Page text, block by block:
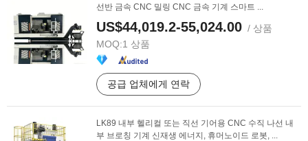
선반 금속 CNC 밀링 CNC 금속 기계 스마트 ...
US$44,019.2-55,024.00 / 상품
MOQ:1 상품
공급 업체에게 연락
LK89 내부 헬리컬 또는 직선 기어용 CNC 수직 나선 내
부 브로칭 기계 신재생 에너지, 휴머노이드 로봇, ...